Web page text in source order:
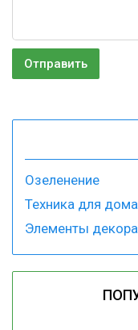
Озеленение
Техника для
Элементы декора